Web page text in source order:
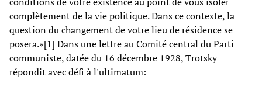
complètement de la vie politique. Dans ce contexte, la
question du changement de votre lieu de résidence se
posera.»[1] Dans une lettre au Comité central du Parti
communiste, datée du 16 décembre 1928, Trotsky
répondit avec défi à l'ultimatum: